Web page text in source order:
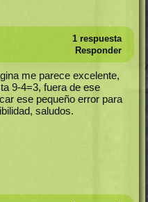
1 respuesta
Responder
me parece excelente,
9-4=3, fuera de ese
ese pequeño error para
saludos.